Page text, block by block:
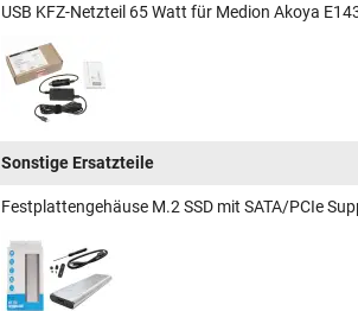
USB KFZ-Netzteil 65 Watt für Medion Akoya
Sonstige Ersatzteile
Festplattengehäuse M.2 SSD mit SATA/PCIe